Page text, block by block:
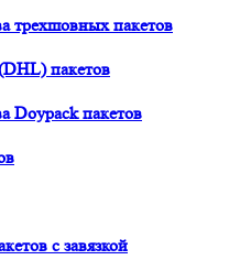
трехшовных пакетов
пакетов
Doypack пакетов
с завязкой